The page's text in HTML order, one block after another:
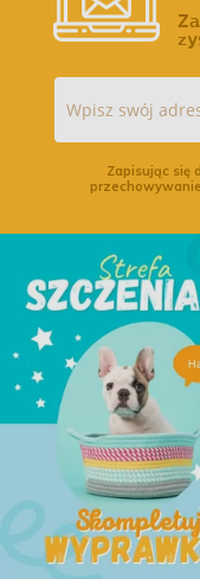
Zapisując się